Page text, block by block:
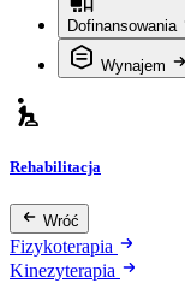
Dofinansowania
Wynajem
Rehabilitacja
Wróć
Fizykoterapia
Kinezyterapia